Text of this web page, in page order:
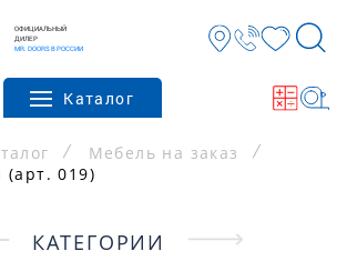
ОФИЦИАЛЬНЫЙ
ДИЛЕР
MR. DOORS В РОССИИ
Каталог
Мебель на заказ
(арт. 019)
КАТЕГОРИИ